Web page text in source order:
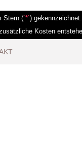
Stern (`*`)
Kosten